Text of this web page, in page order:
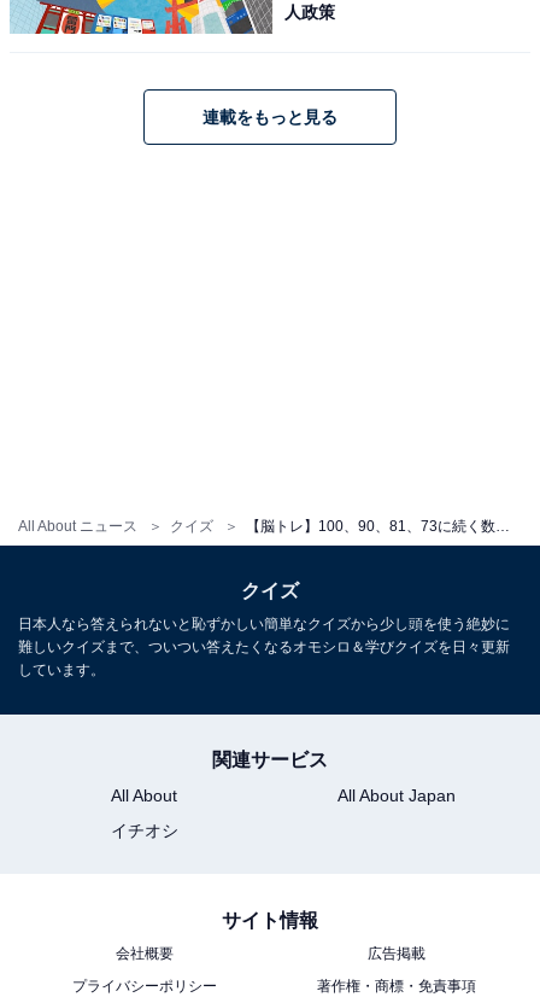
All About ニュース クイズ
人政策
連載をもっと見る
クイズ
日本人なら答えられないと恥ずかしい簡単なクイズから少し頭を使う絶妙に
難しいクイズまで、ついつい答えたくなるオモシロ＆学びクイズを日々更新
しています。
関連サービス
All About
All About Japan
イチオシ
サイト情報
会社概要
広告掲載
プライバシーポリシー
著作権・商標・免責事項